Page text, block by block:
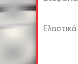
Ελαστικά